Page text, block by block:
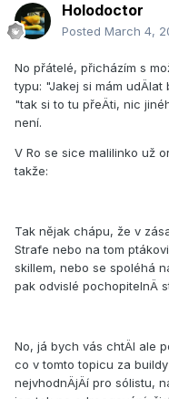
Holodoctor
Posted March 4,
No přátelé, přichází­m s
typu: "Jakej si mám
"tak si to tu přeÄti, nic
není­.
V Ro se sice malilinko už
takže:
Tak nějak chápu, že v
Strafe nebo na tom
skillem, nebo se spoléhá
pak odvislé pochopitelnÄ
No, já bych vás chtÄl ale
co v tomto topicu za
nejvhodnÄjÄí­ pro sólistu,